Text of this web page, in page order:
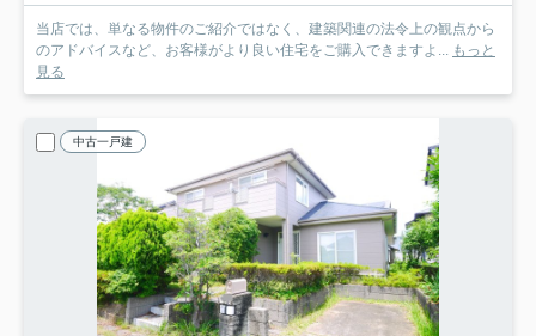
当店では、単なる物件のご紹介ではなく、建築関連の法令上の観点から
のアドバイスなど、お客様がより良い住宅をご購入できますよ...
もっと
見る
中古一戸建